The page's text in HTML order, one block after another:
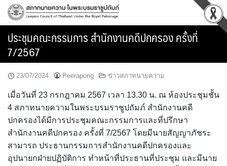
Skip
ประชุมคณะกรรมการ สำนักงานคดีปกครอง ครั้งที่
7/2567
23/07/2024 Peerapong ข่าวสภาทนายความ
เมื่อวันที่ 23 กรกฎาคม 2567 เวลา 13.30 น. ณ ห้องประชุมชั้น
4 สภาทนายความในพระบรมราชูปถัมภ์ สำนักงานคดี
ปกครองได้มีการประชุมคณะกรรมการและที่ปรึกษา
สำนักงานคดีปกครอง ครั้งที่ 7/2567 โดยมีนายสัญญาภัชระ
สามารถ ประธานกรรมการสำนักงานคดีปกครองและ
อุปนายกฝ่ายปฏิบัติการ ทำหน้าที่ประธานที่ประชุม และมีนาย